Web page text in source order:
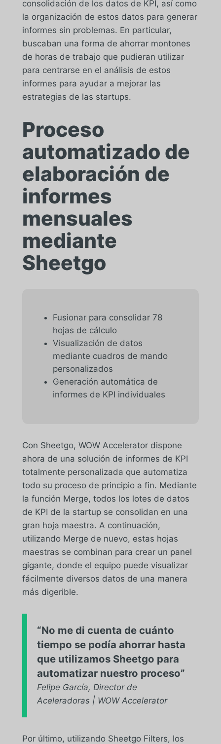
consolidación de los datos de KPI, así como
la organización de estos datos para generar
informes sin problemas. En particular,
buscaban una forma de ahorrar montones
de horas de trabajo que pudieran utilizar
para centrarse en el análisis de estos
informes para ayudar a mejorar las
estrategias de las startups.
Proceso
automatizado de
elaboración de
informes
mensuales
mediante
Sheetgo
Fusionar para consolidar 78
hojas de cálculo
Visualización de datos
mediante cuadros de mando
personalizados
Generación automática de
informes de KPI individuales
Con Sheetgo, WOW Accelerator dispone
ahora de una solución de informes de KPI
totalmente personalizada que automatiza
todo su proceso de principio a fin. Mediante
la función Merge, todos los lotes de datos
de KPI de la startup se consolidan en una
gran hoja maestra. A continuación,
utilizando Merge de nuevo, estas hojas
maestras se combinan para crear un panel
gigante, donde el equipo puede visualizar
fácilmente diversos datos de una manera
más digerible.
“No me di cuenta de cuánto
tiempo se podía ahorrar hasta
que utilizamos Sheetgo para
automatizar nuestro proceso”
Felipe García, Director de
Aceleradoras | WOW Accelerator
Por último, utilizando Sheetgo Filters, los